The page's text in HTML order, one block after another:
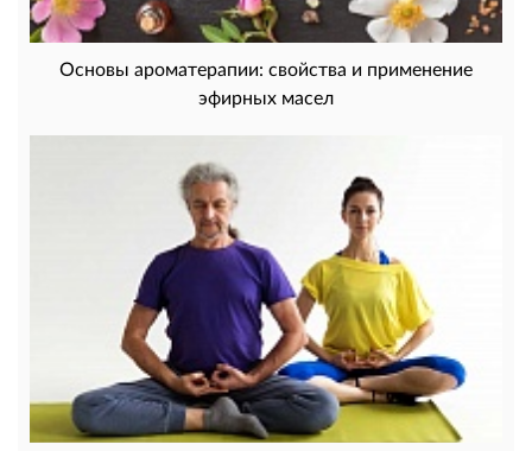
Основы ароматерапии: свойства и применение
эфирных масел